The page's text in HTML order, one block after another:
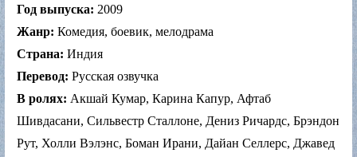
Год выпуска: 2009
Жанр: Комедия, боевик, мелодрама
Страна: Индия
Перевод: Русская озвучка
В ролях: Акшай Кумар, Карина Капур, Афтаб
Шивдасани, Сильвестр Сталлоне, Дениз Ричардс, Брэндон
Рут, Холли Вэлэнс, Боман Ирани, Дайан Селлерс, Джавед